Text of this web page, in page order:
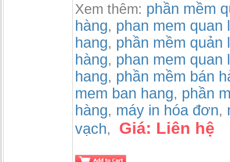
Xem thêm: phần mềm
hàng, phan mem quan
hang, phần mềm quản
hàng, phan mem quan
hang, phần mềm bán
mem ban hang, phần
hàng, máy in hóa đơn,
vạch, Giá: Liên hệ